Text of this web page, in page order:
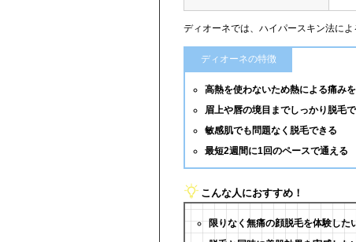
ディオーネでは、ハイパースキン法に
ディオーネの特徴
高熱を使わないため熱による痛み
眉上や唇の境目までしっかり脱毛
敏感肌でも問題なく脱毛できる
最短2週間に1回のペースで通える
こんな人におすすめ！
限りなく無痛の顔脱毛を体験した